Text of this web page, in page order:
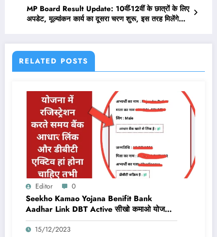
MP Board Result Update: 10वीं-12वीं के छात्रों के लिए
अपडेट, मूल्यांकन कार्य का दूसरा चरण शुरू, इस तरह मिलेंगे
RELATED POSTS
Editor 0
Seekho Kamao Yojana Benifit Bank
Aadhar Link DBT Active सीखो कमाओ योजना
का लाभ तभी मिलेगा 10,000 Rs जब बैंक डीबीटी
एक्टिव और आधार लिंक होगा
15/12/2023